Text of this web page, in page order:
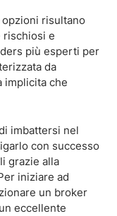
risultano
rischiosi e
più esperti per
da
implicita che
imbattersi nel
con successo
grazie alla
iniziare ad
un broker
eccellente